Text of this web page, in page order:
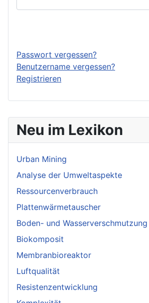
Neu im Lexikon
Urban Mining
Analyse der Umweltaspekte
Ressourcenverbrauch
Plattenwärmetauscher
Boden- und Wasserverschmutzung
Biokomposit
Membranbioreaktor
Luftqualität
Resistenzentwicklung
Passwort vergessen?
Benutzername vergessen?
Registrieren